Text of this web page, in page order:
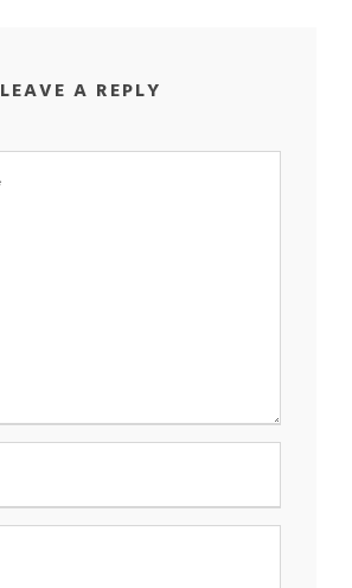
LEAVE A REPLY